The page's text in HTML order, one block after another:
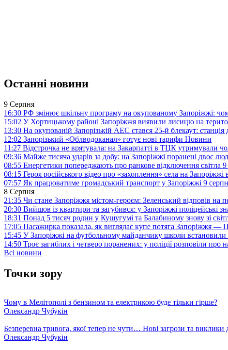
Останні новини
9 Серпня
16:30 РФ змінює шкільну програму на окупованому Запоріжжі:
15:02 У Хортицькому районі Запоріжжя виявили лисицю на
13:30 На окупованій Запорізькій АЕС стався 25-й блекаут: станція
12:02 Запорізький «Облводоканал» готує нові тарифи Новини
11:27 Відстрочка не врятувала: на Закарпатті в ТЦК утримували
09:36 Майже тисяча ударів за добу: на Запоріжжі поранені двоє
08:55 Енергетики попереджають про ранкове відключення світла
08:15 Героя російського відео про «захоплення» села на
07:57 Як працюватиме громадський транспорт у Запоріжжі 9
8 Серпня
21:35 Чи стане Запоріжжя містом-героєм: Зеленський відповів на
20:30 Вийшов із квартири та загубився: у Запоріжжі поліцейські
18:31 Понад 5 тисяч родин у Кушугумі та Балабиному знову зі
17:05 Пасажирка показала, як виглядає купе потяга Запоріжжя
15:45 У Запоріжжі на футбольному майданчику школи встановили
14:50 Троє загиблих і четверо поранених: у поліції розповіли про
Всі новини
Точки зору
Чому в Мелітополі з бензином та електрикою буде тільки гірше?
Олександр Чубукін
Безперевна тривога, якої тепер не чути… Нові загрози та виклики
Олександр Чубукін